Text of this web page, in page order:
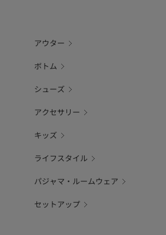
アウター
ボトム
シューズ
アクセサリー
キッズ
ライフスタイル
パジャマ・ルームウェア
セットアップ